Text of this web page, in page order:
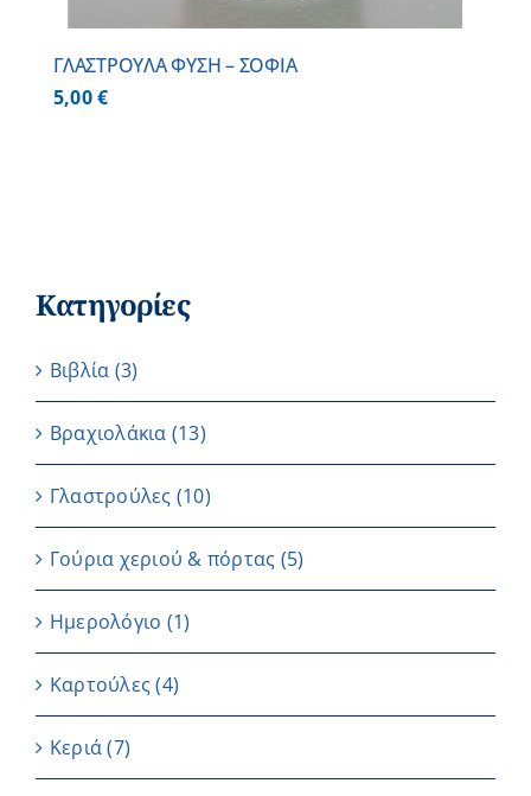
ΓΛΑΣΤΡΟΥΛΑ ΦΥΣΗ – ΣΟΦΙΑ
5,00€
Κατηγορίες
Βιβλία (3)
Βραχιολάκια (13)
Γλαστρούλες (10)
Γούρια χεριού & πόρτας (5)
Ημερολόγιο (1)
Καρτούλες (4)
Κεριά (7)